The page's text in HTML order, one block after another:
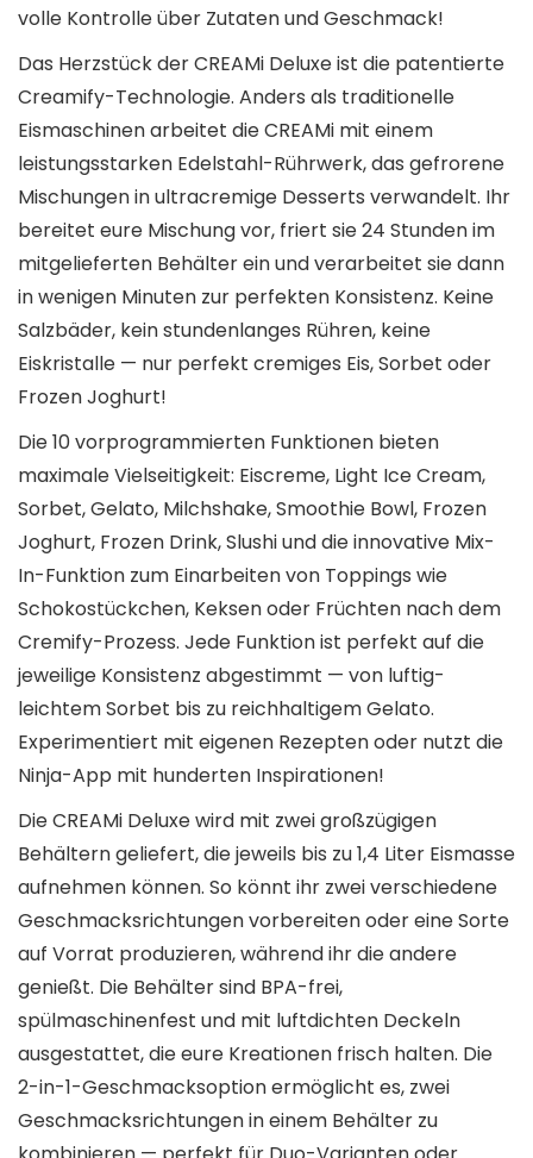
volle Kontrolle über Zutaten und Geschmack!
Das Herzstück der CREAMi Deluxe ist die patentierte
Creamify-Technologie. Anders als traditionelle
Eismaschinen arbeitet die CREAMi mit einem
leistungsstarken Edelstahl-Rührwerk, das gefrorene
Mischungen in ultracremige Desserts verwandelt. Ihr
bereitet eure Mischung vor, friert sie 24 Stunden im
mitgelieferten Behälter ein und verarbeitet sie dann
in wenigen Minuten zur perfekten Konsistenz. Keine
Salzbäder, kein stundenlanges Rühren, keine
Eiskristalle — nur perfekt cremiges Eis, Sorbet oder
Frozen Joghurt!
Die 10 vorprogrammierten Funktionen bieten
maximale Vielseitigkeit: Eiscreme, Light Ice Cream,
Sorbet, Gelato, Milchshake, Smoothie Bowl, Frozen
Joghurt, Frozen Drink, Slushi und die innovative Mix-
In-Funktion zum Einarbeiten von Toppings wie
Schokostückchen, Keksen oder Früchten nach dem
Cremify-Prozess. Jede Funktion ist perfekt auf die
jeweilige Konsistenz abgestimmt — von luftig-
leichtem Sorbet bis zu reichhaltigem Gelato.
Experimentiert mit eigenen Rezepten oder nutzt die
Ninja-App mit hunderten Inspirationen!
Die CREAMi Deluxe wird mit zwei großzügigen
Behältern geliefert, die jeweils bis zu 1,4 Liter Eismasse
aufnehmen können. So könnt ihr zwei verschiedene
Geschmacksrichtungen vorbereiten oder eine Sorte
auf Vorrat produzieren, während ihr die andere
genießt. Die Behälter sind BPA-frei,
spülmaschinenfest und mit luftdichten Deckeln
ausgestattet, die eure Kreationen frisch halten. Die
2-in-1-Geschmacksoption ermöglicht es, zwei
Geschmacksrichtungen in einem Behälter zu